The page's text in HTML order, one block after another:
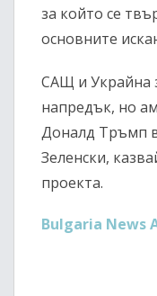
за който се
основните
САЩ и Украйна
напредък, но
Доналд Тръмп
Зеленски,
проекта.
Bulgaria News